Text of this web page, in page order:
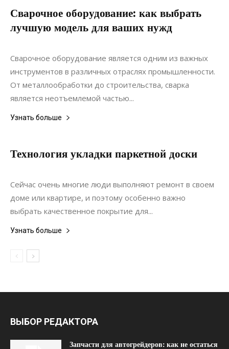
Сварочное оборудование: как выбрать
лучшую модель для ваших нужд
22.11.2021
Сварочное оборудование является одним из важных
инструментов в различных отраслях промышленности.
От металлообработки до строительства, сварка
является неотъемлемой частью...
Узнать больше
Технология укладки паркетной доски
14.03.2020
Сейчас очень многие люди выполняют ремонт в своем
доме или квартире, и поэтому особенно важно
выбрать качественное покрытие для...
Узнать больше
ВЫБОР РЕДАКТОРА
Запчасти для автогрейдеров: как не остаться